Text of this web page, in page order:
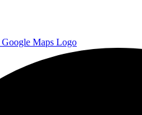
Google Maps Logo